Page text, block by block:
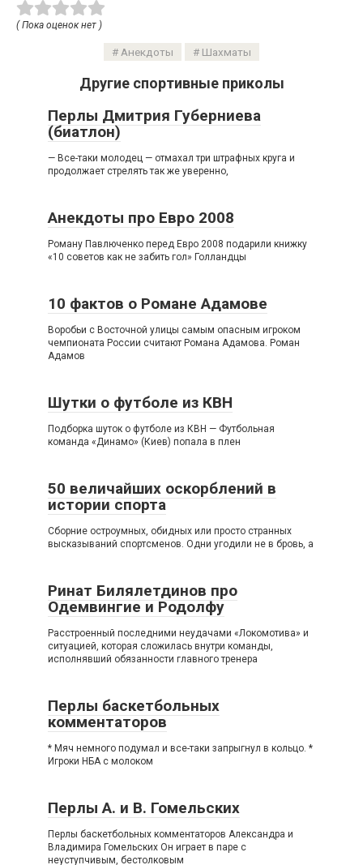
( Пока оценок нет )
Анекдоты Шахматы
Другие спортивные приколы
Перлы Дмитрия Губерниева
(биатлон)
— Все-таки молодец — отмахал три штрафных круга и
продолжает стрелять так же уверенно,
Анекдоты про Евро 2008
Роману Павлюченко перед Евро 2008 подарили книжку
«10 советов как не забить гол» Голландцы
10 фактов о Романе Адамове
Воробьи с Восточной улицы самым опасным игроком
чемпионата России считают Романа Адамова. Роман
Адамов
Шутки о футболе из КВН
Подборка шуток о футболе из КВН — Футбольная
команда «Динамо» (Киев) попала в плен
50 величайших оскорблений в
истории спорта
Сборние остроумных, обидных или просто странных
высказываний спортсменов. Одни угодили не в бровь, а
Ринат Билялетдинов про
Одемвингие и Родолфу
Расстроенный последними неудачами «Локомотива» и
ситуацией, которая сложилась внутри команды,
исполнявший обязанности главного тренера
Перлы баскетбольных
комментаторов
* Мяч немного подумал и все-таки запрыгнул в кольцо. *
Игроки НБА с молоком
Перлы А. и В. Гомельских
Перлы баскетбольных комментаторов Александра и
Владимира Гомельских Он играет в паре с
неуступчивым, бестолковым